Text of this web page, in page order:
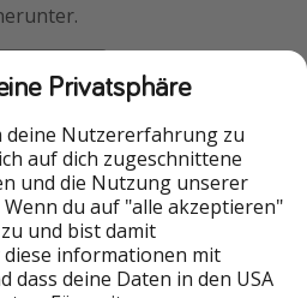
HolidayPirates Group
HolidayPirates
WakacyjniPiraci
Ferienpiraten
ViajerosPiratas
Privatsphäre
deine Nutzererfahrung zu
auf dich zugeschnittene
und die Nutzung unserer
du auf "alle akzeptieren"
und bist damit
informationen mit
dass deine Daten in den USA